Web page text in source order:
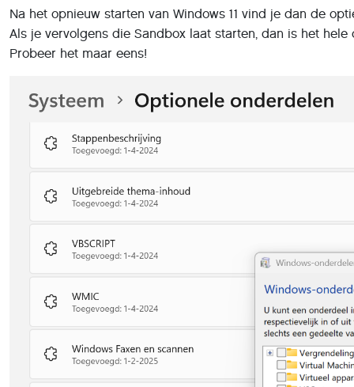
Na het opnieuw starten van Windows 11 vind je dan de
Als je vervolgens die Sandbox laat starten, dan is het
Probeer het maar eens!